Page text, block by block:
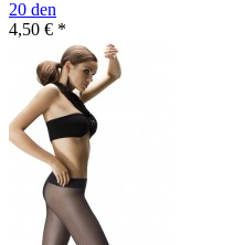
20 den
4,50 € *